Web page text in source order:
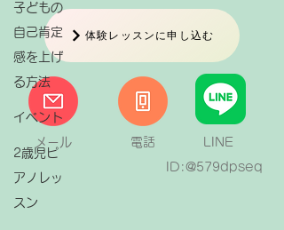
子どもの
自己肯定
感を上げ
る方法
イベント
2歳児ピ
アノレッ
スン
体験レッスンに申し込む
メール 電話
LINE
ID:@579dpseq